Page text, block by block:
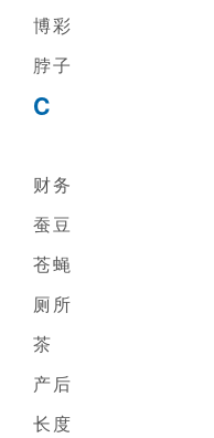
博彩
脖子
C
财务
蚕豆
苍蝇
厕所
茶
产后
长度